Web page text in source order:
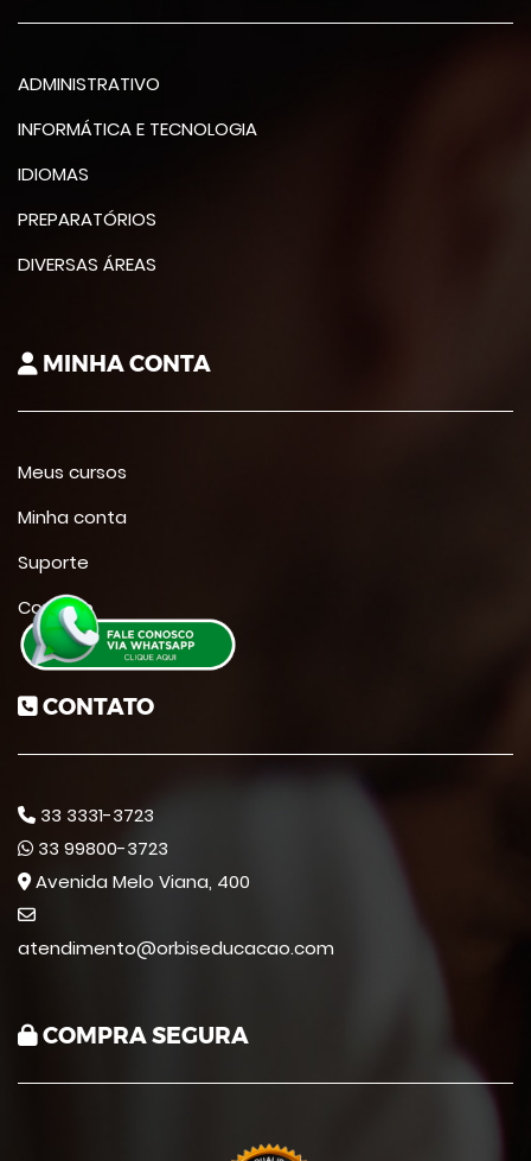
ADMINISTRATIVO
INFORMÁTICA E TECNOLOGIA
IDIOMAS
PREPARATÓRIOS
DIVERSAS ÁREAS
MINHA CONTA
Meus cursos
Minha conta
Suporte
Contato
CONTATO
33 3331-3723
33 99800-3723
Avenida Melo Viana, 400
atendimento@orbiseducacao.com
COMPRA SEGURA